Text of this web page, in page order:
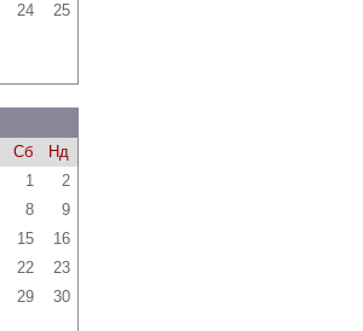
24
25
Сб
Нд
1
2
8
9
15
16
22
23
29
30